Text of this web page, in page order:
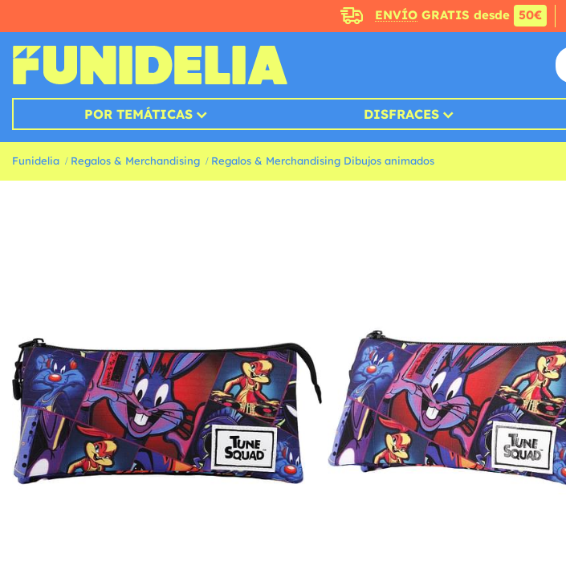
ENVÍOGRATIS desde 50€
POR TEMÁTICAS DISFRACES
Funidelia Regalos & Merchandising Regalos & Merchandising Dibujos animados